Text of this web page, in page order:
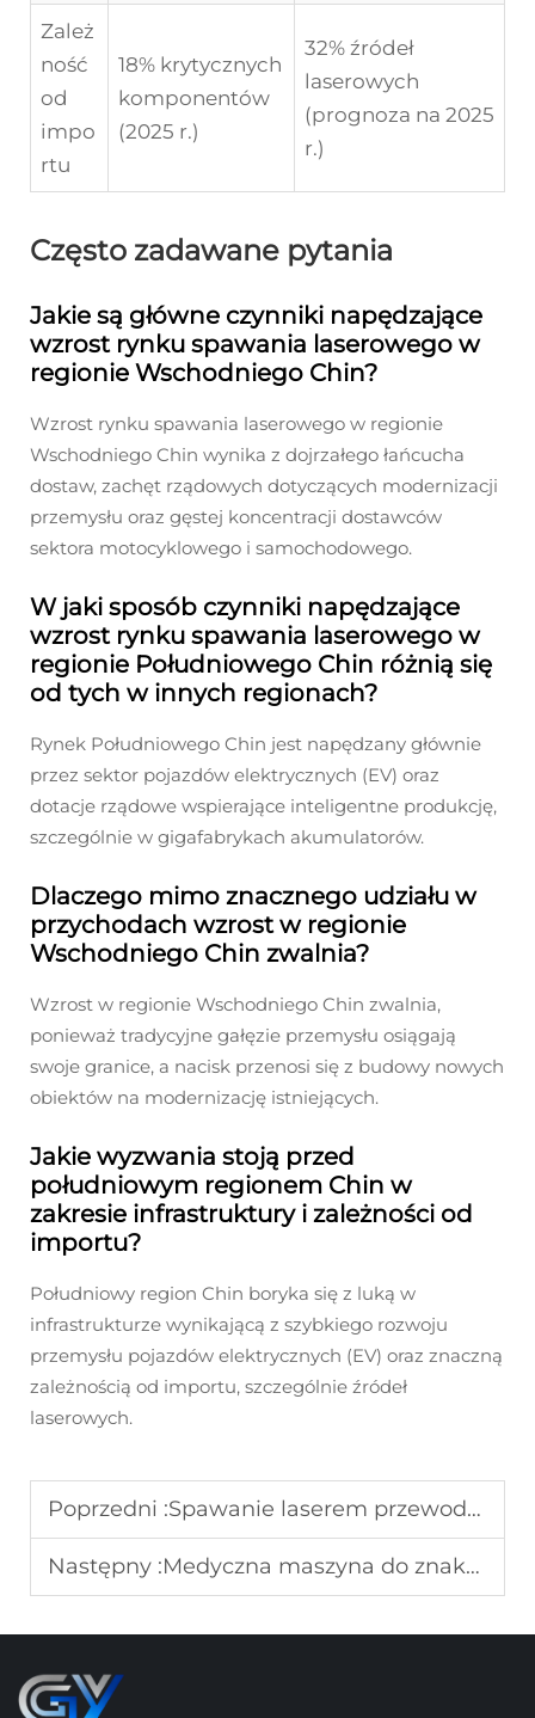
Zależ
ność
od
impo
rtu
18% krytycznych
komponentów
(2025 r.)
32% źródeł
laserowych
(prognoza na 2025
r.)
Często zadawane pytania
Jakie są główne czynniki napędzające
wzrost rynku spawania laserowego w
regionie Wschodniego Chin?
Wzrost rynku spawania laserowego w regionie
Wschodniego Chin wynika z dojrzałego łańcucha
dostaw, zachęt rządowych dotyczących modernizacji
przemysłu oraz gęstej koncentracji dostawców
sektora motocyklowego i samochodowego.
W jaki sposób czynniki napędzające
wzrost rynku spawania laserowego w
regionie Południowego Chin różnią się
od tych w innych regionach?
Rynek Południowego Chin jest napędzany głównie
przez sektor pojazdów elektrycznych (EV) oraz
dotacje rządowe wspierające inteligentne produkcję,
szczególnie w gigafabrykach akumulatorów.
Dlaczego mimo znacznego udziału w
przychodach wzrost w regionie
Wschodniego Chin zwalnia?
Wzrost w regionie Wschodniego Chin zwalnia,
ponieważ tradycyjne gałęzie przemysłu osiągają
swoje granice, a nacisk przenosi się z budowy nowych
obiektów na modernizację istniejących.
Jakie wyzwania stoją przed
południowym regionem Chin w
zakresie infrastruktury i zależności od
importu?
Południowy region Chin boryka się z luką w
infrastrukturze wynikającą z szybkiego rozwoju
przemysłu pojazdów elektrycznych (EV) oraz znaczną
zależnością od importu, szczególnie źródeł
laserowych.
Poprzedni :Spawanie laserem przewodów stymulatorów serca: transformacja od ręcznej metody do współczynnika wydajności wynoszącego 99,99 %
Następny :Medyczna maszyna do znakowania laserowego – zastępowanie importu: prognoza wskaźnika lokalizacji na 2026 rok